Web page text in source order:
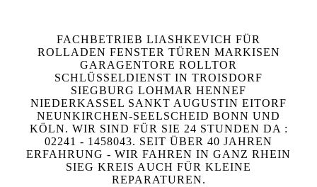
FACHBETRIEB LIASHKEVICH FÜR
ROLLADEN FENSTER TÜREN MARKISEN
GARAGENTORE ROLLTOR
SCHLÜSSELDIENST IN TROISDORF
SIEGBURG LOHMAR HENNEF
NIEDERKASSEL SANKT AUGUSTIN EITORF
NEUNKIRCHEN-SEELSCHEID BONN UND
KÖLN. WIR SIND FÜR SIE 24 STUNDEN DA :
02241 - 1458043. SEIT ÜBER 40 JAHREN
ERFAHRUNG - WIR FAHREN IN GANZ RHEIN
SIEG KREIS AUCH FÜR KLEINE
REPARATUREN.